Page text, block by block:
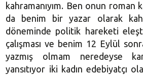
kahramanıyım. Ben onun roman
da benim bir yazar olarak
döneminde politik hareketi
çalışması ve benim 12 Eylül
yazmış olmam neredeyse
yansıtıyor iki kadın edebiyatçı